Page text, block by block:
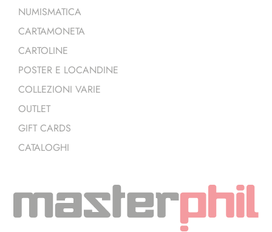
NUMISMATICA
CARTAMONETA
CARTOLINE
POSTER E LOCANDINE
COLLEZIONI VARIE
OUTLET
GIFT CARDS
CATALOGHI